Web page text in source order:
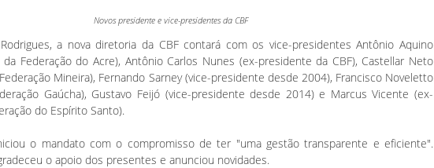
Novos presidente e vice-presidentes da CBF
a nova diretoria da CBF contará com os vice-presidentes Antônio Aquino
Federação do Acre), Antônio Carlos Nunes (ex-presidente da CBF), Castellar Neto
Mineira), Fernando Sarney (vice-presidente desde 2004), Francisco Noveletto
Gaúcha), Gustavo Feijó (vice-presidente desde 2014) e Marcus Vicente (ex-
do Espírito Santo).
o mandato com o compromisso de ter "uma gestão transparente e eficiente".
o apoio dos presentes e anunciou novidades.